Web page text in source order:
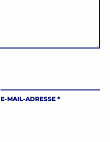
E-MAIL-ADRESSE *